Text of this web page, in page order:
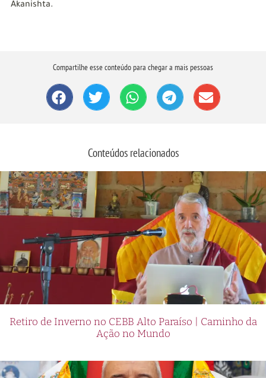
Akanishta.
Compartilhe esse conteúdo para chegar a mais pessoas
Conteúdos relacionados
Retiro de Inverno no CEBB Alto Paraíso | Caminho da
Ação no Mundo